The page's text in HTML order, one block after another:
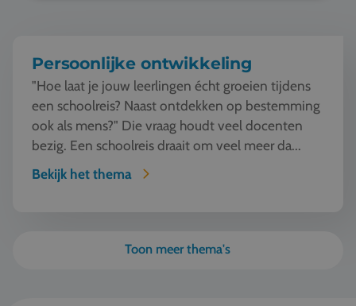
Persoonlijke ontwikkeling
"Hoe laat je jouw leerlingen écht groeien tijdens
een schoolreis? Naast ontdekken op bestemming
ook als mens?" Die vraag houdt veel docenten
bezig. Een schoolreis draait om veel meer da...
Bekijk het thema
Toon meer thema's